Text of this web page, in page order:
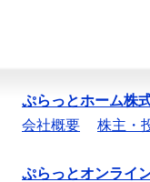
ぷらっとホーム株
会社概要
株主・
ぷらっとオンライ